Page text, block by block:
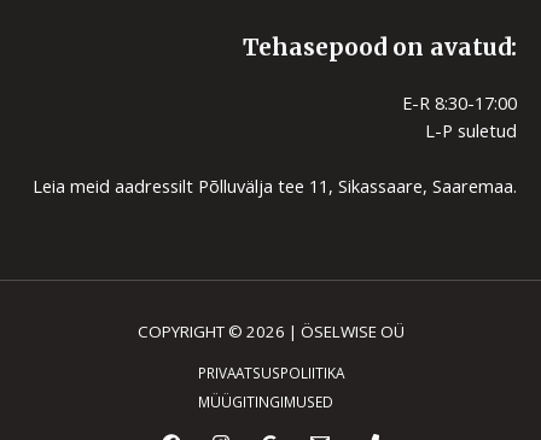
Tehasepood on avatud:
E-R 8:30-17:00
L-P suletud
Leia meid aadressilt Põlluvälja tee 11, Sikassaare, Saaremaa.
COPYRIGHT © 2026 | ÖSELWISE OÜ
PRIVAATSUSPOLIITIKA
MÜÜGITINGIMUSED